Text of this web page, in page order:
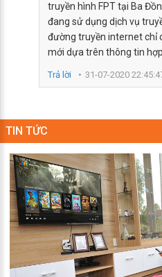
truyền hình FPT tại Ba
đang sử dụng dịch vụ
đường truyền internet chỉ
mới dựa trên thông tin
Trả lời 31-07-2020
TIN TỨC